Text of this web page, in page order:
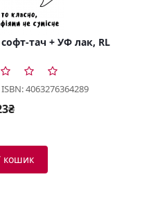
тач + УФ лак, RL
ISBN: 4063276364289
кошик